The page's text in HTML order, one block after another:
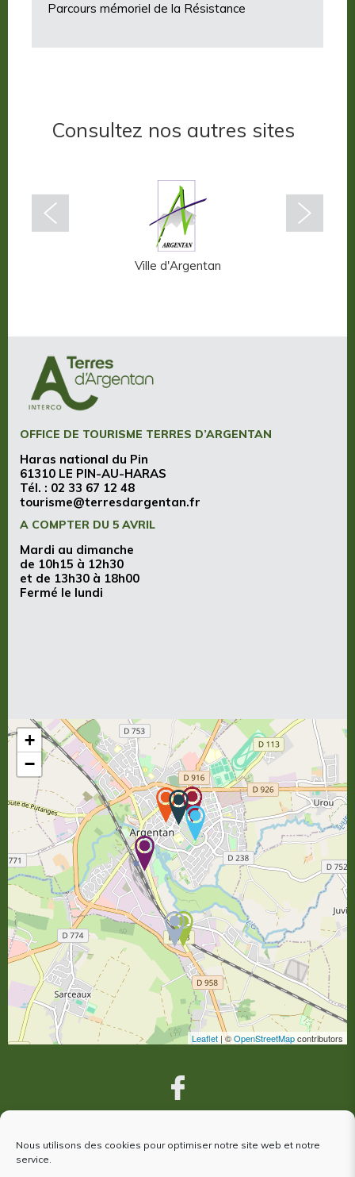
Nous utilisons des cookies pour optimiser notre site web et notre
service.
Parcours mémoriel de la Résistance
Consultez nos autres sites
Ville d'Argentan
OFFICE DE TOURISME TERRES D’ARGENTAN
Haras national du Pin
61310 LE PIN-AU-HARAS
Tél. : 02 33 67 12 48
tourisme@terresdargentan.fr
A COMPTER DU 5 AVRIL
Mardi au dimanche
de 10h15 à 12h30
et de 13h30 à 18h00
Fermé le lundi
+
−
Leaflet | ©OpenStreetMapcontributors
VOUS ÊTES VENUS À ARGENTAN,